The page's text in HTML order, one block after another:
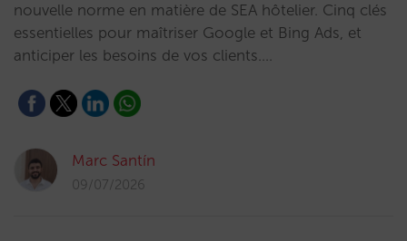
nouvelle norme en matière de SEA hôtelier. Cinq clés
essentielles pour maîtriser Google et Bing Ads, et
anticiper les besoins de vos clients.…
Marc Santín
09/07/2026